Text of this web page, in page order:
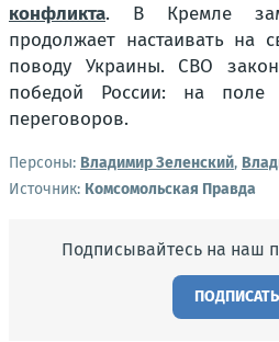
конфликта. В Кремле
продолжает настаивать на
поводу Украины. СВО
победой России: на
переговоров.
Персоны: Владимир Зеленский,
Источник: Комсомольская Правда
Подписывайтесь на наш